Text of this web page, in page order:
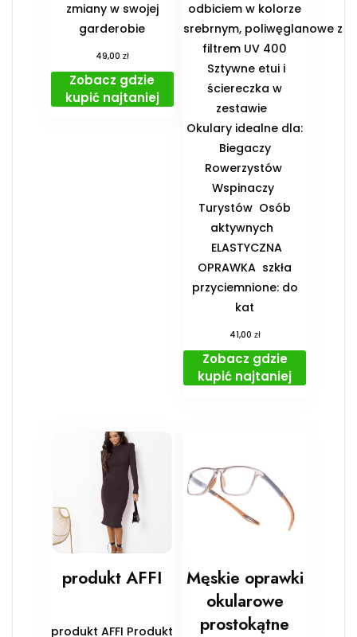
zmiany w swojej
garderobie
49,00 zł
Zobacz gdzie
kupić najtaniej
odbiciem w kolorze
srebrnym, poliwęglanowe z
filtrem UV 400
Sztywne etui i
ściereczka w
zestawie
️Okulary idealne dla:
️ Biegaczy ️
Rowerzystów ️
Wspinaczy ️
Turystów ️ Osób
aktywnych
️ ELASTYCZNA
OPRAWKA ️ szkła
przyciemnione: do
kat
41,00 zł
Zobacz gdzie
kupić najtaniej
produkt AFFI
produkt AFFI Produkt
Męskie oprawki
okularowe
prostokątne